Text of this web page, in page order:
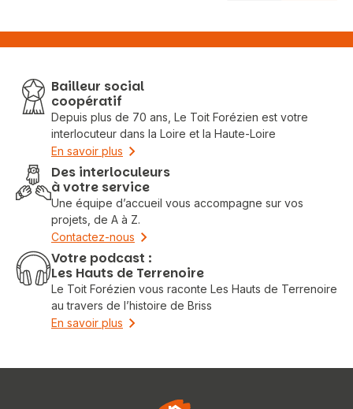
Bailleur social
coopératif
Depuis plus de 70 ans, Le Toit Forézien est votre
interlocuteur dans la Loire et la Haute-Loire
En savoir plus
Des interloculeurs
à votre service
Une équipe d’accueil vous accompagne sur vos
projets, de A à Z.
Contactez-nous
Votre podcast :
Les Hauts de Terrenoire
Le Toit Forézien vous raconte Les Hauts de Terrenoire
au travers de l’histoire de Briss
En savoir plus